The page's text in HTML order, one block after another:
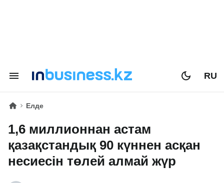
RU
Елде
1,6 миллионнан астам
қазақстандық 90 күннен асқан
несиесін төлей алмай жүр